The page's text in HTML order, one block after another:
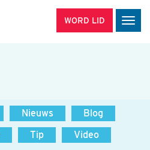
WORD LID
Nieuws
Blog
Tip
Video